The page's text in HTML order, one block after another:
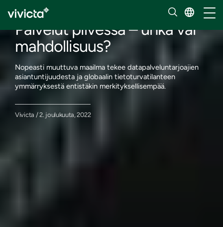
Palvelut pilvessä – uhka vai
mahdollisuus?
Nopeasti muuttuva maailma tekee datapalveluntarjoajien
asiantuntijuudesta ja globaalin tietoturvatilanteen
ymmärryksestä entistäkin merkityksellisempää.
Vivicta / 2. joulukuuta, 2022